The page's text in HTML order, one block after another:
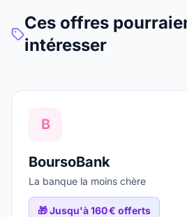
Ces offres
intéresser
B
BoursoBank
La banque la moins chère
🎁Jusqu'à 160 € offerts